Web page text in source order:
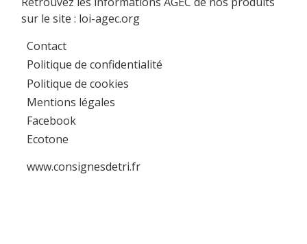
sur le site : loi-agec.org
Contact
Politique de confidentialité
Politique de cookies
Mentions légales
Facebook
Ecotone
www.consignesdetri.fr